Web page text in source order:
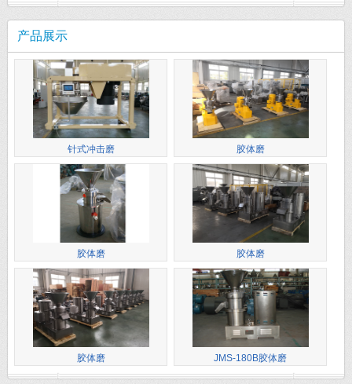
产品展示
针式冲击磨 胶体磨
胶体磨 胶体磨
胶体磨 JMS-180B胶体磨